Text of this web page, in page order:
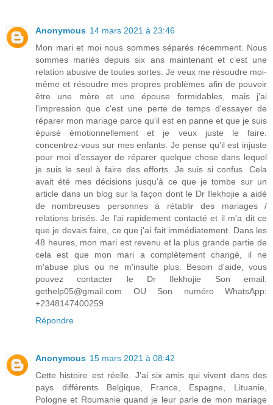
Anonymous 14 mars 2021 à 23:46
Mon mari et moi nous sommes séparés récemment. Nous
sommes mariés depuis six ans maintenant et c’est une
relation abusive de toutes sortes. Je veux me résoudre moi-
même et résoudre mes propres problèmes afin de pouvoir
être une mère et une épouse formidables, mais j'ai
l'impression que c'est une perte de temps d'essayer de
réparer mon mariage parce qu'il est en panne et que je suis
épuisé émotionnellement et je veux juste le faire.
concentrez-vous sur mes enfants. Je pense qu’il est injuste
pour moi d’essayer de réparer quelque chose dans lequel
je suis le seul à faire des efforts. Je suis si confus. Cela
avait été mes décisions jusqu'à ce que je tombe sur un
article dans un blog sur la façon dont le Dr Ilekhojie a aidé
de nombreuses personnes à rétablir des mariages /
relations brisés. Je l'ai rapidement contacté et il m'a dit ce
que je devais faire, ce que j'ai fait immédiatement. Dans les
48 heures, mon mari est revenu et la plus grande partie de
cela est que mon mari a complètement changé, il ne
m'abuse plus ou ne m'insulte plus. Besoin d'aide, vous
pouvez contacter le Dr Ilekhojie Son email:
gethelp05@gmail.com OU Son numéro WhatsApp:
+2348147400259
Répondre
Anonymous 15 mars 2021 à 08:42
Cette histoire est réelle. J'ai six amis qui vivent dans des
pays différents Belgique, France, Espagne, Lituanie,
Pologne et Roumanie quand je leur parle de mon mariage